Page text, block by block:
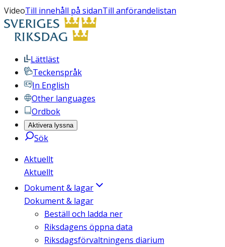
VideoTill innehåll på sidanTill anförandelistan
Lättläst
Teckenspråk
In English
Other languages
Ordbok
Aktivera lyssna
Sök
Aktuellt
Aktuellt
Dokument & lagar
Dokument & lagar
Beställ och ladda ner
Riksdagens öppna data
Riksdagsförvaltningens diarium